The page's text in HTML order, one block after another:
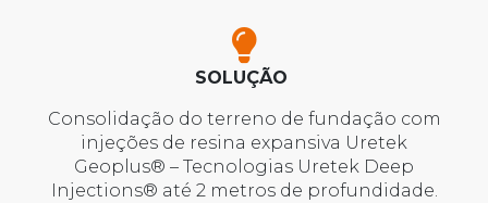
SOLUÇÃO
Consolidação do terreno de fundação com
injeções de resina expansiva Uretek
Geoplus® – Tecnologias Uretek Deep
Injections® até 2 metros de profundidade.